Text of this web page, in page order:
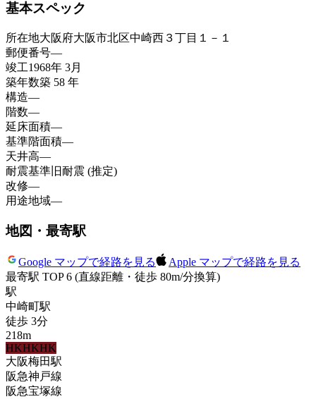
基本スペック
所在地大阪府大阪市北区中崎西３丁目１－１
郵便番号—
竣工1968年 3月
築年数築 58 年
構造—
階数—
延床面積—
基準階面積—
天井高—
耐震基準 旧耐震 (推定)
改修—
用途地域—
地図・最寄駅
Google マップで経路を見る
Apple マップで経路を見る
最寄駅 TOP 6 (直線距離・徒歩 80m/分換算)
駅
中崎町駅
徒歩 3分
218m
HKHKHK
大阪梅田駅
阪急神戸線
阪急宝塚線